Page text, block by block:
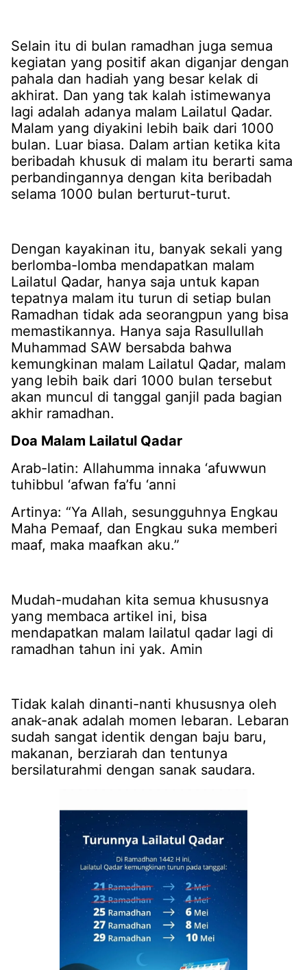
Selain itu di bulan ramadhan juga semua
kegiatan yang positif akan diganjar dengan
pahala dan hadiah yang besar kelak di
akhirat. Dan yang tak kalah istimewanya
lagi adalah adanya malam Lailatul Qadar.
Malam yang diyakini lebih baik dari 1000
bulan. Luar biasa. Dalam artian ketika kita
beribadah khusuk di malam itu berarti sama
perbandingannya dengan kita beribadah
selama 1000 bulan berturut-turut.
Dengan kayakinan itu, banyak sekali yang
berlomba-lomba mendapatkan malam
Lailatul Qadar, hanya saja untuk kapan
tepatnya malam itu turun di setiap bulan
Ramadhan tidak ada seorangpun yang bisa
memastikannya. Hanya saja Rasullullah
Muhammad SAW bersabda bahwa
kemungkinan malam Lailatul Qadar, malam
yang lebih baik dari 1000 bulan tersebut
akan muncul di tanggal ganjil pada bagian
akhir ramadhan.
Doa Malam Lailatul Qadar
Arab-latin: Allahumma innaka ‘afuwwun
tuhibbul ‘afwan fa’fu ‘anni
Artinya: “Ya Allah, sesungguhnya Engkau
Maha Pemaaf, dan Engkau suka memberi
maaf, maka maafkan aku.”
Mudah-mudahan kita semua khususnya
yang membaca artikel ini, bisa
mendapatkan malam lailatul qadar lagi di
ramadhan tahun ini yak. Amin
Tidak kalah dinanti-nanti khususnya oleh
anak-anak adalah momen lebaran. Lebaran
sudah sangat identik dengan baju baru,
makanan, berziarah dan tentunya
bersilaturahmi dengan sanak saudara.